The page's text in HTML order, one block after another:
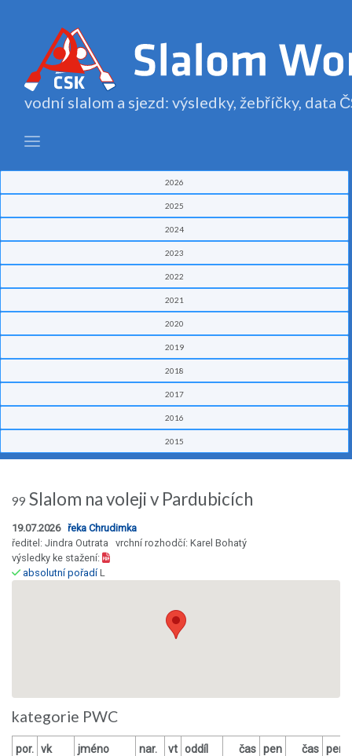
vodní slalom a sjezd: výsledky, žebříčky, data
2026
2025
2024
2023
2022
2021
2020
2019
2018
2017
2016
2015
99 Slalom na voleji v Pardubicích
19.07.2026 řeka Chrudimka
ředitel: Jindra Outrata vrchní rozhodčí: Karel Bohatý
výsledky ke stažení:
absolutní pořadíL
kategorie PWC
por. vk jméno nar. vt oddíl čas pen čas pen